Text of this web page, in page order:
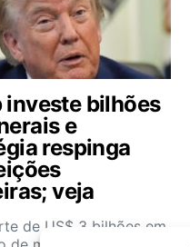
investe bilhões
e
respinga
veja
de US$ 3 bilhões em